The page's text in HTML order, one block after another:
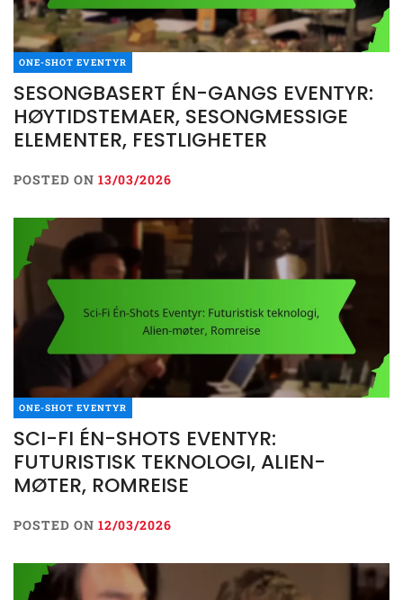
ONE-SHOT EVENTYR
SESONGBASERT ÉN-GANGS EVENTYR:
HØYTIDSTEMAER, SESONGMESSIGE
ELEMENTER, FESTLIGHETER
POSTED ON 13/03/2026
ONE-SHOT EVENTYR
SCI-FI ÉN-SHOTS EVENTYR:
FUTURISTISK TEKNOLOGI, ALIEN-
MØTER, ROMREISE
POSTED ON 12/03/2026